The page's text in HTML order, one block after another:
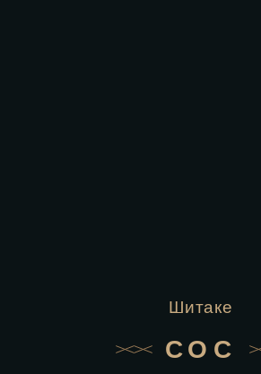
Шитаке
СОС